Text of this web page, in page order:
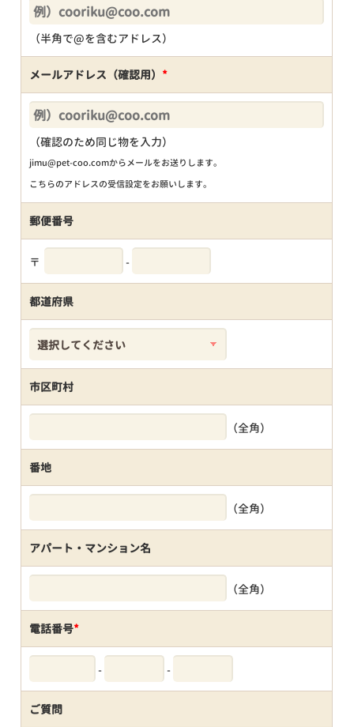
（半角で@を含むアドレス）
メールアドレス（確認用） *
（確認のため同じ物を入力）
jimu@pet-coo.comからメールをお送りします。
こちらのアドレスの受信設定をお願いします。
郵便番号
〒 -
都道府県
市区町村
（全角）
番地
（全角）
アパート・マンション名
（全角）
電話番号*
- -
ご質問